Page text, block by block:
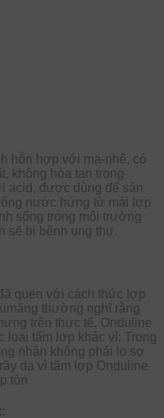
hỗn hợp với ma-nhê, có
không hòa tan trong
acid, được dùng để sản
nước hứng từ mái lợp
sống trong môi trường
sẽ bị bệnh ung thư.
quen với cách thức lợp
thường nghĩ rằng
trên thực tế, Onduline
loại tấm lợp khác vì: Trong
nhân không phải lo sợ
da vì tấm lợp Onduline
tôn